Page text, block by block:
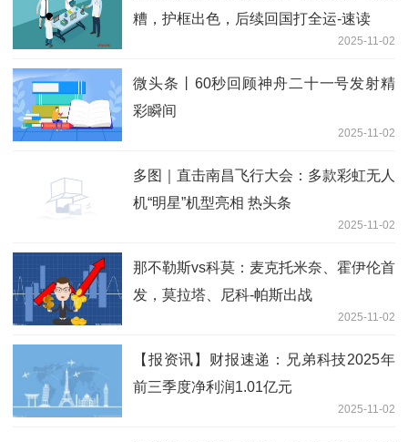
糟，护框出色，后续回国打全运-速读
2025-11-02
微头条丨60秒回顾神舟二十一号发射精
彩瞬间
2025-11-02
多图｜直击南昌飞行大会：多款彩虹无人
机“明星”机型亮相 热头条
2025-11-02
那不勒斯vs科莫：麦克托米奈、霍伊伦首
发，莫拉塔、尼科-帕斯出战
2025-11-02
【报资讯】财报速递：兄弟科技2025年
前三季度净利润1.01亿元
2025-11-02